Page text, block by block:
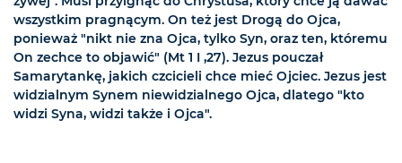
wszystkim pragnącym. On też jest Drogą do Ojca,
ponieważ "nikt nie zna Ojca, tylko Syn, oraz ten, któremu
On zechce to objawić" (Mt 1 I ,27). Jezus pouczał
Samarytankę, jakich czcicieli chce mieć Ojciec. Jezus jest
widzialnym Synem niewidzialnego Ojca, dlatego "kto
widzi Syna, widzi także i Ojca".